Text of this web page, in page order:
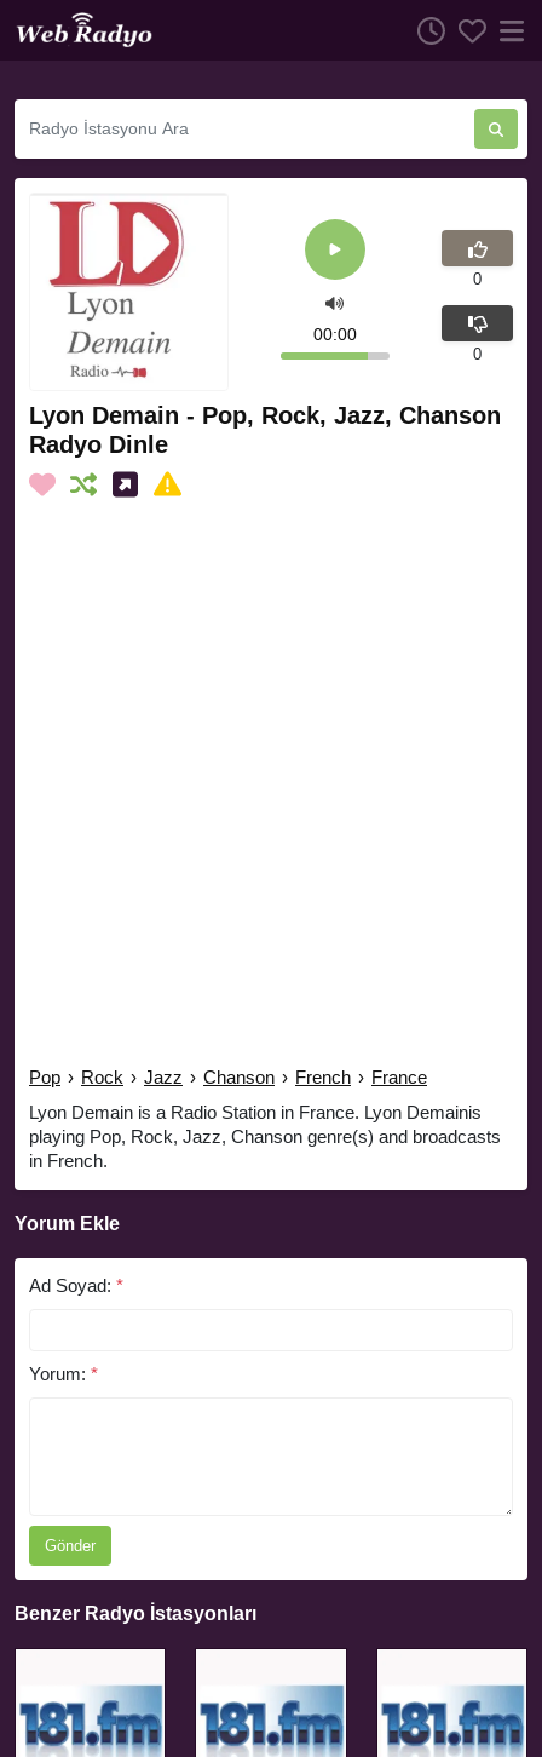
Lyon Demain - Pop, Rock, Jazz, Chanson
Radyo Dinle
Pop › Rock › Jazz › Chanson › French › France
Lyon Demain is a Radio Station in France. Lyon Demainis
playing Pop, Rock, Jazz, Chanson genre(s) and broadcasts
in French.
00:00
0
0
Yorum Ekle
Ad Soyad: *
Yorum: *
Gönder
Benzer Radyo İstasyonları